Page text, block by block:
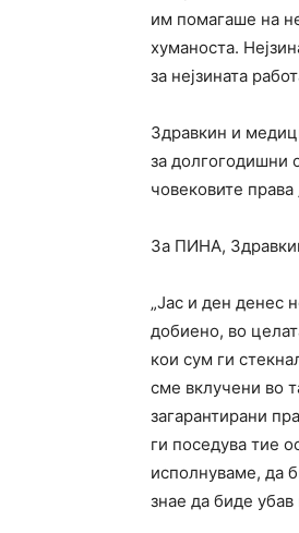
им помагаше на
хуманоста.
за нејзината
Здравкин и
за долгогодишни
човековите права
За ПИНА,
„Јас и ден денес
добиено, во
кои сум ги
сме вклучени во
загарантирани
ги поседува тие
исполнуваме, да
знае да биде